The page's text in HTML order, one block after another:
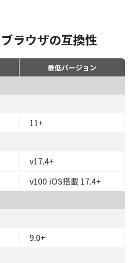
ラウザの互換性
最低バージョン
11+
v17.4+
v100 iOS搭載 17.4+
9.0+